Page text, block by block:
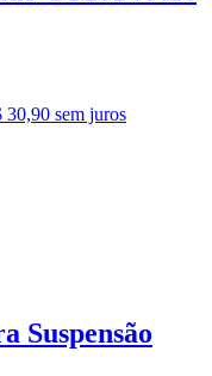
30,90 sem juros
Suspensão